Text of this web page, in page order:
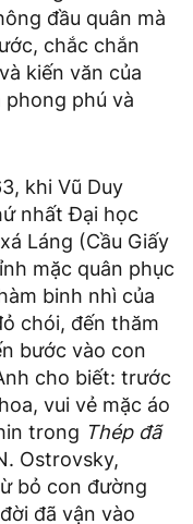
đầu quân mà
chắc chắn
kiến văn của
phong phú và
khi Vũ Duy
nhất Đại học
Láng (Cầu Giấy
mặc quân phục
binh nhì của
chói, đến thăm
bước vào con
cho biết: trước
vui vẻ mặc áo
trong Thép đã
Ostrovsky,
bỏ con đường
đã vận vào